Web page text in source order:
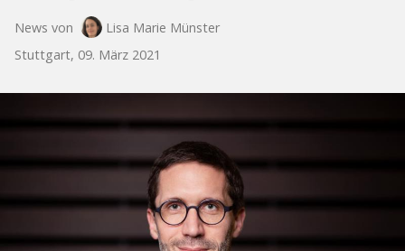
News von
Lisa Marie Münster
Stuttgart, 09. März 2021